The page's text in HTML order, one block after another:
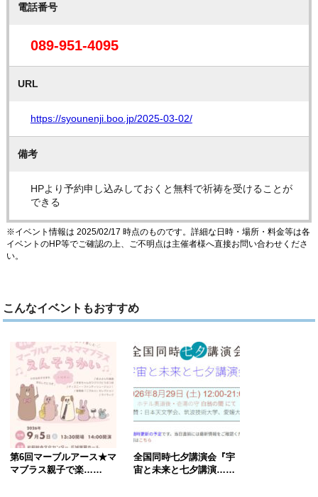
電話番号
089-951-4095
URL
https://syounenji.boo.jp/2025-03-02/
備考
HPより予約申し込みしておくと無料で祈祷を受けることが
できる
※イベント情報は 2025/02/17 時点のものです。詳細な日時・場所・料金等は各
イベントのHP等でご確認の上、ご不明点は主催者様へ直接お問い合わせくださ
い。
こんなイベントもおすすめ
第6回マーブルアース★マ
マブラス親子で楽……
全国同時七夕講演会『宇
宙と未来と七夕講演……